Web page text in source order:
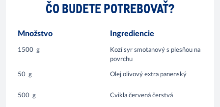
ČO BUDETE POTREBOVAŤ?
Množstvo Ingrediencie
1500 g
Kozí syr smotanový s plesňou na
povrchu
50 g Olej olivový extra panenský
500 g Cvikla červená čerstvá